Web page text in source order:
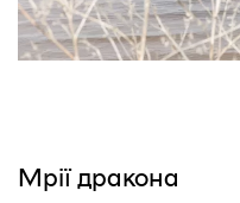
Мрії дракона